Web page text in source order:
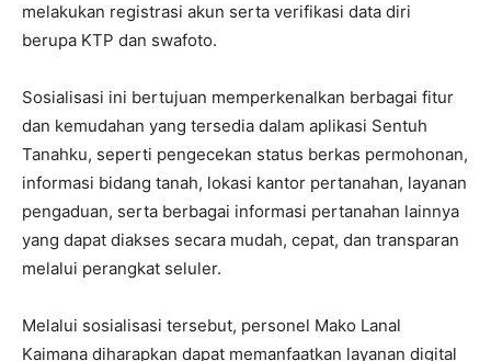
melakukan registrasi akun serta verifikasi data diri
berupa KTP dan swafoto.
Sosialisasi ini bertujuan memperkenalkan berbagai fitur
dan kemudahan yang tersedia dalam aplikasi Sentuh
Tanahku, seperti pengecekan status berkas permohonan,
informasi bidang tanah, lokasi kantor pertanahan, layanan
pengaduan, serta berbagai informasi pertanahan lainnya
yang dapat diakses secara mudah, cepat, dan transparan
melalui perangkat seluler.
Melalui sosialisasi tersebut, personel Mako Lanal
Kaimana diharapkan dapat memanfaatkan layanan digital